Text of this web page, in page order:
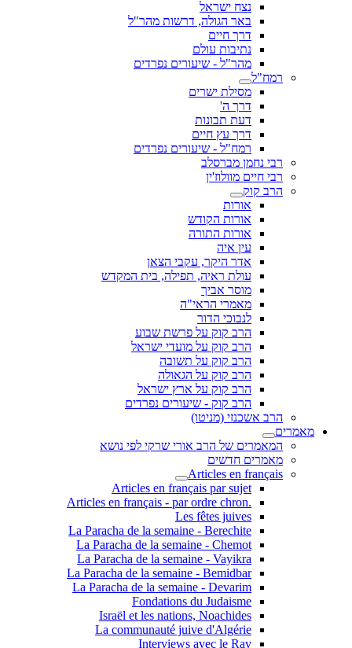
נצח ישראל
באר הגולה, דרשות מהר"ל
דרך חיים
נתיבות עולם
מהר"ל - שיעורים נפרדים
רמח"ל
מסילת ישרים
דרך ה'
דעת תבונות
דרך עץ חיים
רמח"ל - שיעורים נפרדים
רבי נחמן מברסלב
רבי חיים מוולוז'ין
הרב קוק
אורות
אורות הקודש
אורות התורה
עין איה
אדר היקר, עקבי הצאן
עולת ראיה, תפילה, בית המקדש
מוסר אביך
מאמרי הראי"ה
לנבוכי הדור
הרב קוק על פרשת שבוע
הרב קוק על מועדי ישראל
הרב קוק על תשובה
הרב קוק על הגאולה
הרב קוק על ארץ ישראל
הרב קוק - שיעורים נפרדים
הרב אשכנזי (מניטו)
מאמרים
המאמרים של הרב אורי שרקי לפי נושא
מאמרים חדשים
Articles en français
Articles en français par sujet
.Articles en français - par ordre chron
Les fêtes juives
La Paracha de la semaine - Berechite
La Paracha de la semaine - Chemot
La Paracha de la semaine - Vayikra
La Paracha de la semaine - Bemidbar
La Paracha de la semaine - Devarim
Fondations du Judaisme
Israël et les nations, Noachides
La communauté juive d'Algérie
Interviews avec le Rav